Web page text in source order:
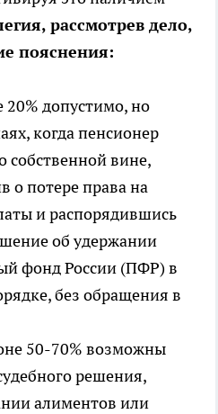
рассмотрев дело,
пояснения:
20% допустимо, но
когда пенсионер
собственной вине,
о потере права на
и распорядившись
об удержании
фонд России (ПФР) в
без обращения в
50-70% возможны
решения,
алиментов или